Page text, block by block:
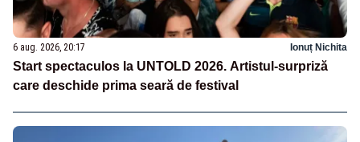
6 aug. 2026, 20:17 Ionuț Nichita
Start spectaculos la UNTOLD 2026. Artistul-surpriză
care deschide prima seară de festival